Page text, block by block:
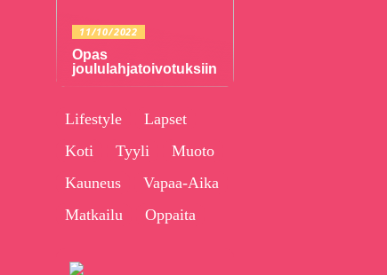
11/10/2022
Opas
joululahjatoivotuksiin
Lifestyle
Lapset
Koti
Tyyli
Muoto
Kauneus
Vapaa-Aika
Matkailu
Oppaita